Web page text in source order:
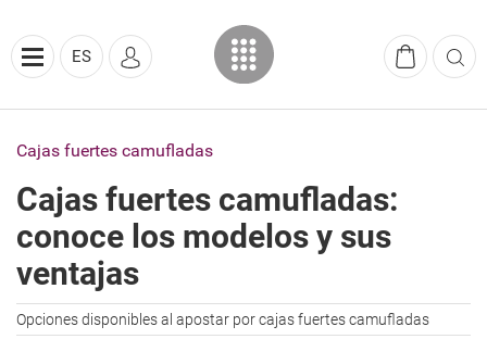
ES
Cajas fuertes camufladas
Cajas fuertes camufladas:
conoce los modelos y sus
ventajas
Opciones disponibles al apostar por cajas fuertes camufladas